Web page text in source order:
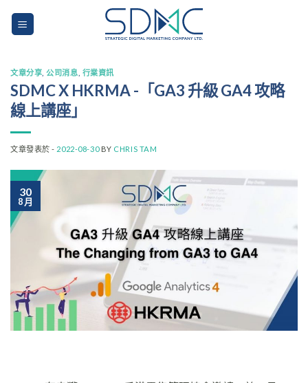
文章分享 ,公司消息 行業資訊
SDMC X HKRMA -「GA3 升級 GA4 攻略
線上講座」
文章發表於 - 2022-08-30BY CHRIS TAM
30
8 月